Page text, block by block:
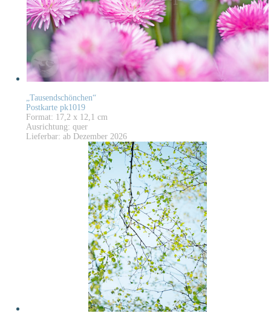
„Tausendschönchen“
Postkarte pk1019
Format: 17,2 x 12,1 cm
Ausrichtung: quer
Lieferbar: ab Dezember 2026